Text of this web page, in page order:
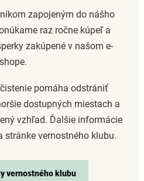
zapojeným do nášho
raz ročne kúpeľ a
zakúpené v našom e-
shope.
pomáha odstrániť
dostupných miestach a
vzhľad. Ďalšie informácie
stránke vernostného klubu.
vernostného klubu